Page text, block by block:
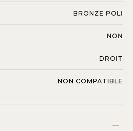
BRONZE POLI
NON
DROIT
NON COMPATIBLE